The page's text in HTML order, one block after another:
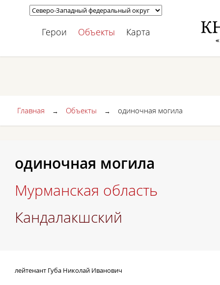
Герои Объекты Карта
Главная → Объекты → одиночная могила
одиночная могила
Мурманская область
Кандалакшский
лейтенант Губа Николай Иванович